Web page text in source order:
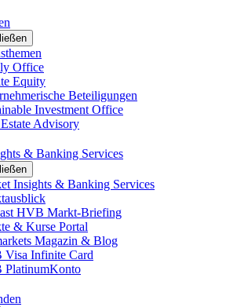
Office
Equity
Beteiligungen
Investment Office
Advisory
& Banking Services
Insights & Banking Services
HVB Markt-Briefing
& Kurse Portal
Magazin & Blog
Infinite Card
PlatinumKonto